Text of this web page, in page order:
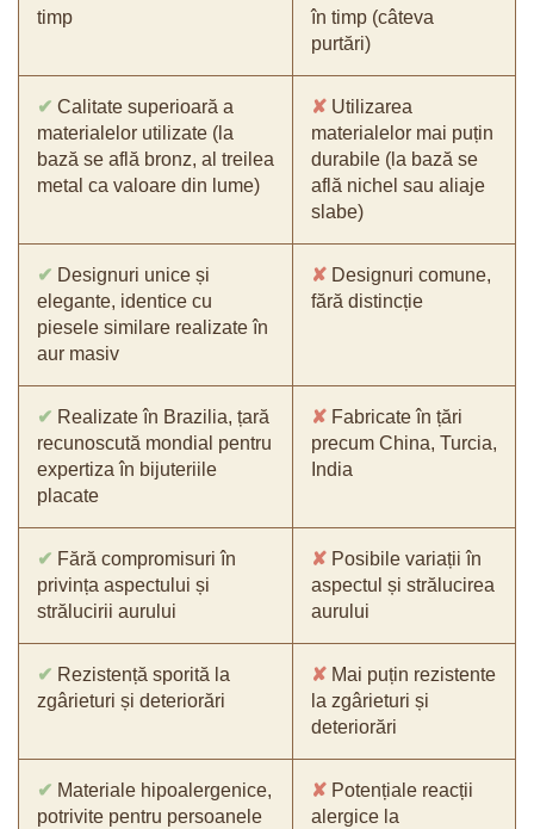
timp
în timp (câteva
purtări)
✔ Calitate superioară a
materialelor utilizate (la
bază se află bronz, al treilea
metal ca valoare din lume)
✘ Utilizarea
materialelor mai puțin
durabile (la bază se
află nichel sau aliaje
slabe)
✔ Designuri unice și
elegante, identice cu
piesele similare realizate în
aur masiv
✘ Designuri comune,
fără distincție
✔ Realizate în Brazilia, țară
recunoscută mondial pentru
expertiza în bijuteriile
placate
✘ Fabricate în țări
precum China, Turcia,
India
✔ Fără compromisuri în
privința aspectului și
strălucirii aurului
✘ Posibile variații în
aspectul și strălucirea
aurului
✔ Rezistență sporită la
zgârieturi și deteriorări
✘ Mai puțin rezistente
la zgârieturi și
deteriorări
✔ Materiale hipoalergenice,
potrivite pentru persoanele
✘ Potențiale reacții
alergice la